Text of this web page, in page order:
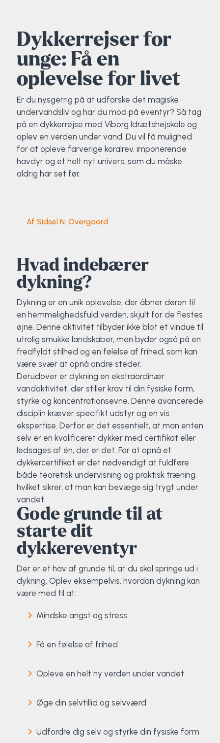
Dykkerrejser for
unge: Få en
oplevelse for livet
Er du nysgerrig på at udforske det magiske
undervandsliv og har du mod på eventyr? Så tag
på en dykkerrejse med Viborg Idrætshøjskole og
oplev en verden under vand. Du vil få mulighed
for at opleve farverige koralrev, imponerende
havdyr og et helt nyt univers, som du måske
aldrig har set før.
Af Sidsel N. Overgaard
Hvad indebærer
dykning?
Dykning er en unik oplevelse, der åbner døren til
en hemmelighedsfuld verden, skjult for de flestes
øjne. Denne aktivitet tilbyder ikke blot et vindue til
utrolig smukke landskaber, men byder også på en
fredfyldt stilhed og en følelse af frihed, som kan
være svær at opnå andre steder.
Derudover er dykning en ekstraordinær
vandaktivitet, der stiller krav til din fysiske form,
styrke og koncentrationsevne. Denne avancerede
disciplin kræver specifikt udstyr og en vis
ekspertise. Derfor er det essentielt, at man enten
selv er en kvalificeret dykker med certifikat eller
ledsages af én, der er det. For at opnå et
dykkercertifikat er det nødvendigt at fuldføre
både teoretisk undervisning og praktisk træning,
hvilket sikrer, at man kan bevæge sig trygt under
vandet.
Gode grunde til at
starte dit
dykkereventyr
Der er et hav af grunde til, at du skal springe ud i
dykning. Oplev eksempelvis, hvordan dykning kan
være med til at:
Mindske angst og stress
Få en følelse af frihed
Opleve en helt ny verden under vandet
Øge din selvtillid og selvværd
Udfordre dig selv og styrke din fysiske form
Brochure
Priser
Fodbold
Friluftsliv
Futsal
Golf
Hiphop
HYROX
Klatring
OCR
Padel
Pardans
Rytmisk gymnastik
Ski & snowboard
Spring
Styrketræning
Surf
SUP
Svømning og Livredning
Tons og teambuilding
Vandsport
Volleyball
Yoga
Sportsmassør
Strik og Hækling
Udekøkken
Ølbrygning
Politi-teori
Ro på
Sportspsykologi
Træner- og lederakademi
Sportsmassør
Træner- og lederakademi
Skitur til Norge
Surf i Marokko
Peter Fuglsang
Thomas Skovgaard
Trine Rask-Nielsen
Troels Rasmussen